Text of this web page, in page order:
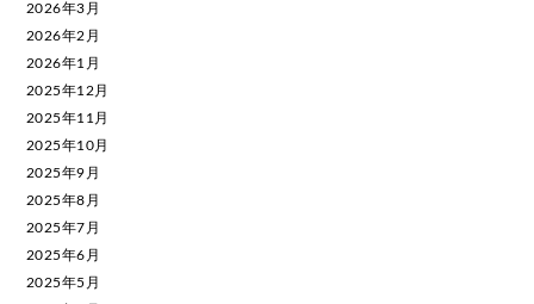
2026年3月
2026年2月
2026年1月
2025年12月
2025年11月
2025年10月
2025年9月
2025年8月
2025年7月
2025年6月
2025年5月